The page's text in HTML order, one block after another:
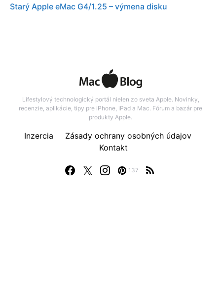
Starý Apple eMac G4/1.25 – výmena disku
Lifestylový technologický portál nielen zo sveta Apple. Novinky,
recenzie, aplikácie, tipy pre iPhone, iPad a Mac. Fórum a bazár pre
produkty Apple.
137
Inzercia
Zásady ochrany osobných údajov
Kontakt